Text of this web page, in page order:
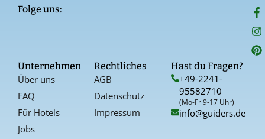
Folge uns: F
a
c
e
b
I
n
s
t
a
P
i
n
t
e
Unternehmen
Über uns
FAQ
Für Hotels
Jobs
Rechtliches
AGB
Datenschutz
Impressum
Hast du Fragen?
+49-2241-
95582710
(Mo-Fr 9-17 Uhr)
info@guiders.de